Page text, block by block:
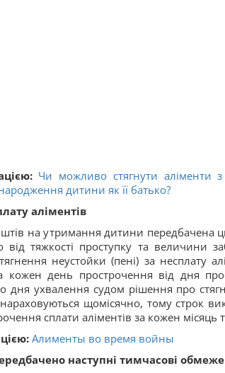
Чи можливо стягнути аліменти
дитини як її батько?
аліментів
на утримання дитини передбачена
від тяжкості проступку та величини
неустойки (пені) за несплату
кожен день прострочення від дня
дня ухвалення судом рішення про
нараховуються щомісячно, тому строк
сплати аліментів за кожен місяць
Алименты во время войны
наступні тимчасові